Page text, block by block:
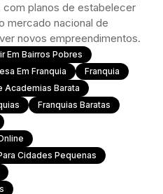
com planos de estabelecer
mercado nacional de
novos empreendimentos.
Em Bairros Pobres
Em Franquia
Franquia
Academias Barata
Franquias Baratas
Cidades Pequenas